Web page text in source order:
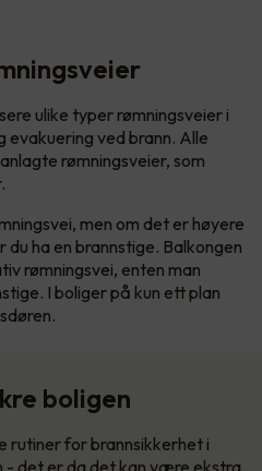
ulike typer rømningsveier i
evakuering ved brann. Alle
rømningsveier, som
men om det er høyere
ha en brannstige. Balkongen
rømningsvei, enten man
I boliger på kun ett plan
boligen
rutiner for brannsikkerhet i